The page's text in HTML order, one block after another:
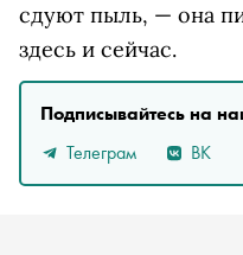
сдуют пыль, — она
здесь и сейчас.
Подписывайтесь на
Телеграм
ВК